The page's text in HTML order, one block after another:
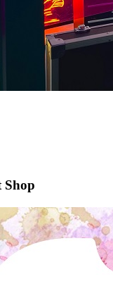
Shop